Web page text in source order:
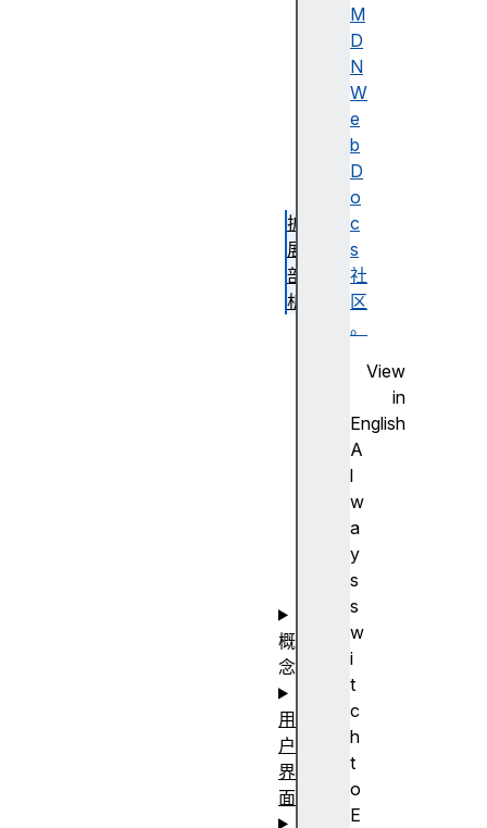
M
D
N
W
e
b
D
o
c
s
社
区
。
View
in
English
A
l
w
a
y
s
s
w
i
t
c
h
t
o
E
扩
展
剖
析
概
念
用
户
界
面